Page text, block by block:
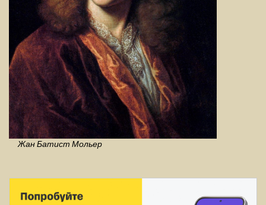
Жан Батист Мольер